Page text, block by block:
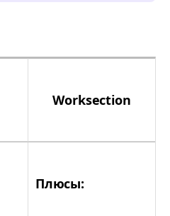
Worksection
Плюсы: